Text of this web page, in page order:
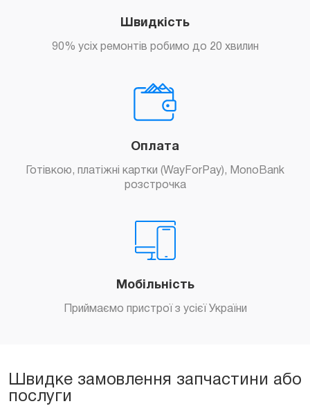
Замовити
Замовити
Швидкість
90% усіх ремонтів робимо до 20 хвилин
Оплата
Готівкою, платіжні картки (WayForPay), MonoBank
розстрочка
Мобільність
Приймаємо пристрої з усієї України
Швидке замовлення запчастини або
послуги